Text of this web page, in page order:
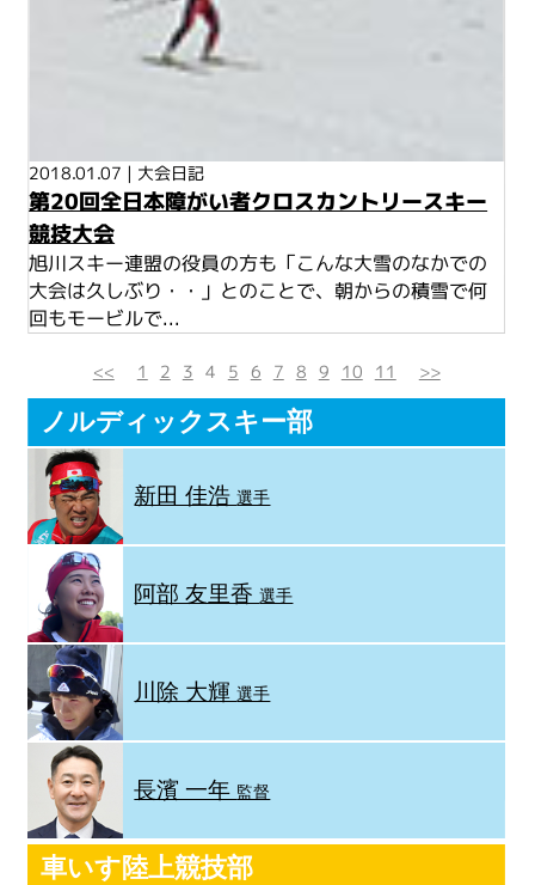
2018.01.07 | 大会日記
第20回全日本障がい者クロスカントリースキー
競技大会
旭川スキー連盟の役員の方も「こんな大雪のなかでの
大会は久しぶり・・」とのことで、朝からの積雪で何
回もモービルで...
<< 1 2 3 4 5 6 7 8 9 10 11 >>
ノルディックスキー部
新田 佳浩選手
阿部 友里香選手
川除 大輝選手
長濱 一年 監督
車いす陸上競技部